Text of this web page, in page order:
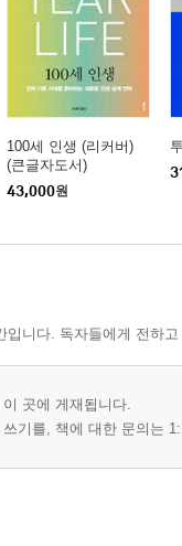
100세 인생 (리커버)
(큰글자도서)
43,000원
입니다. 독자들에게 전하
곳에 게재됩니다.
기를, 책에 대한 문의는